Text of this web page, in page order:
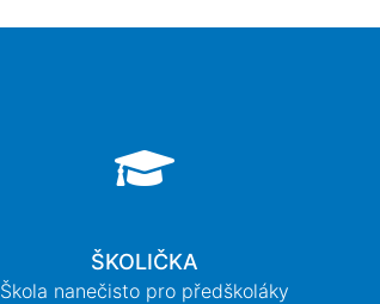
ŠKOLIČKA
Škola nanečisto pro předškoláky